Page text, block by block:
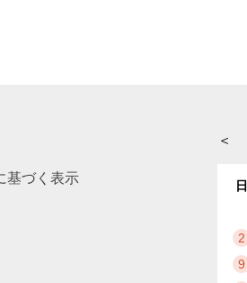
基づく表示
＜
日
2
9